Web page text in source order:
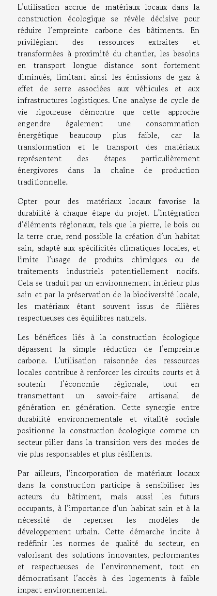
L’utilisation accrue de matériaux locaux dans la
construction écologique se révèle décisive pour
réduire l’empreinte carbone des bâtiments. En
privilégiant des ressources extraites et
transformées à proximité du chantier, les besoins
en transport longue distance sont fortement
diminués, limitant ainsi les émissions de gaz à
effet de serre associées aux véhicules et aux
infrastructures logistiques. Une analyse de cycle de
vie rigoureuse démontre que cette approche
engendre également une consommation
énergétique beaucoup plus faible, car la
transformation et le transport des matériaux
représentent des étapes particulièrement
énergivores dans la chaîne de production
traditionnelle.
Opter pour des matériaux locaux favorise la
durabilité à chaque étape du projet. L’intégration
d’éléments régionaux, tels que la pierre, le bois ou
la terre crue, rend possible la création d’un habitat
sain, adapté aux spécificités climatiques locales, et
limite l’usage de produits chimiques ou de
traitements industriels potentiellement nocifs.
Cela se traduit par un environnement intérieur plus
sain et par la préservation de la biodiversité locale,
les matériaux étant souvent issus de filières
respectueuses des équilibres naturels.
Les bénéfices liés à la construction écologique
dépassent la simple réduction de l’empreinte
carbone. L’utilisation raisonnée des ressources
locales contribue à renforcer les circuits courts et à
soutenir l’économie régionale, tout en
transmettant un savoir-faire artisanal de
génération en génération. Cette synergie entre
durabilité environnementale et vitalité sociale
positionne la construction écologique comme un
secteur pilier dans la transition vers des modes de
vie plus responsables et plus résilients.
Par ailleurs, l’incorporation de matériaux locaux
dans la construction participe à sensibiliser les
acteurs du bâtiment, mais aussi les futurs
occupants, à l’importance d’un habitat sain et à la
nécessité de repenser les modèles de
développement urbain. Cette démarche incite à
redéfinir les normes de qualité du secteur, en
valorisant des solutions innovantes, performantes
et respectueuses de l’environnement, tout en
démocratisant l’accès à des logements à faible
impact environnemental.